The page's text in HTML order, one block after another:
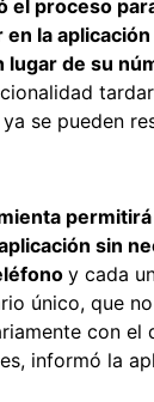
el proceso
en la
lugar de su
se pueden
sin
y cada
único, que
con el
informó la